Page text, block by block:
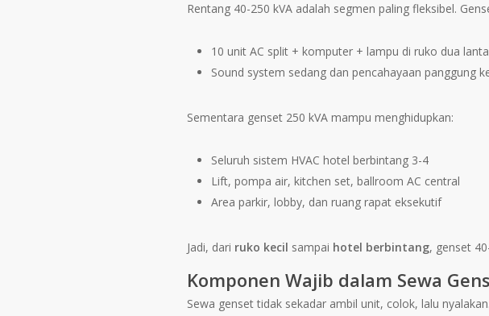
Rentang 40-250 kVA adalah segmen paling fleksibel.
10 unit AC split + komputer + lampu di ruko dua
Sound system sedang dan pencahayaan panggung
Sementara genset 250 kVA mampu menghidupkan:
Seluruh sistem HVAC hotel berbintang 3-4
Lift, pompa air, kitchen set, ballroom AC central
Area parkir, lobby, dan ruang rapat eksekutif
Jadi, dari ruko kecil sampai hotel berbintang, genset
Komponen Wajib dalam Sewa
Sewa genset tidak sekadar ambil unit, colok, lalu